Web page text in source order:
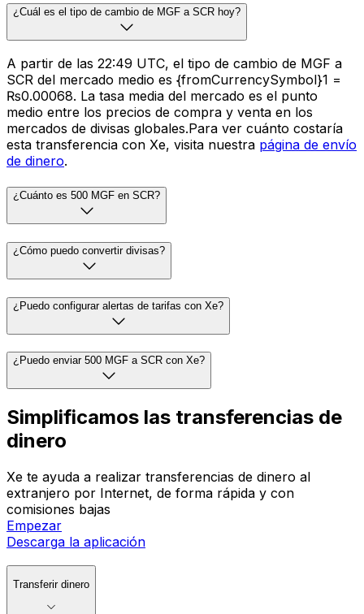
¿Cuál es el tipo de cambio de MGF a SCR hoy?
A partir de las 22:49 UTC, el tipo de cambio de MGF a
SCR del mercado medio es {fromCurrencySymbol}1 =
₨0.00068. La tasa media del mercado es el punto
medio entre los precios de compra y venta en los
mercados de divisas globales.Para ver cuánto costaría
esta transferencia con Xe, visita nuestra página de envío
de dinero.
¿Cuánto es 500 MGF en SCR?
¿Cómo puedo convertir divisas?
¿Puedo configurar alertas de tarifas con Xe?
¿Puedo enviar 500 MGF a SCR con Xe?
Simplificamos las transferencias de
dinero
Xe te ayuda a realizar transferencias de dinero al
extranjero por Internet, de forma rápida y con
comisiones bajas
Empezar
Descarga la aplicación
Transferir dinero